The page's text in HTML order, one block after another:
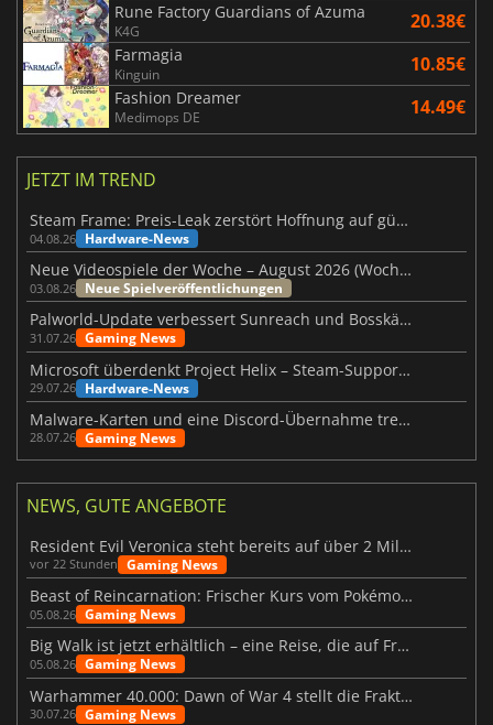
Rune Factory Guardians of Azuma
K4G 20.38€
Farmagia
Kinguin 10.85€
Fashion Dreamer
Medimops DE 14.49€
JETZT IM TREND
Steam Frame: Preis-Leak zerstört Hoffnung auf günstiges VR-Headset
04.08.26 Hardware-News
Neue Videospiele der Woche – August 2026 (Woche 32)
03.08.26 Neue Spielveröffentlichungen
Palworld-Update verbessert Sunreach und Bosskämpfe deutlich
31.07.26 Gaming News
Microsoft überdenkt Project Helix – Steam-Support gefährdet
29.07.26 Hardware-News
Malware-Karten und eine Discord-Übernahme treffen Meccha Chameleon
28.07.26 Gaming News
NEWS, GUTE ANGEBOTE
Resident Evil Veronica steht bereits auf über 2 Millionen Wunschlisten
vor 22 Stunden Gaming News
Beast of Reincarnation: Frischer Kurs vom Pokémon-Studio
05.08.26 Gaming News
Big Walk ist jetzt erhältlich – eine Reise, die auf Freundschaft basiert
05.08.26 Gaming News
Warhammer 40.000: Dawn of War 4 stellt die Fraktion der Necrons vor
30.07.26 Gaming News